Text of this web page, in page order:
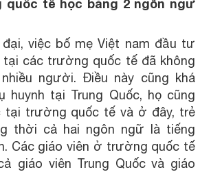
tế học bằng 2 ngôn ngữ
đại, việc bố mẹ Việt nam đầu tư
các trường quốc tế đã không
người. Điều này cũng khá
huynh tại Trung Quốc, họ cũng
tại trường quốc tế và ở đây, trẻ
thời cả hai ngôn ngữ là tiếng
Các giáo viên ở trường quốc tế
giáo viên Trung Quốc và giáo